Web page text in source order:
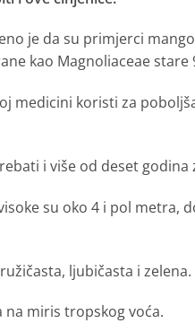
je da su primjerci
kao Magnoliaceae stare
medicini koristi za
i više od deset godina
su oko 4 i pol metra,
ljubičasta i zelena.
miris tropskog voća.